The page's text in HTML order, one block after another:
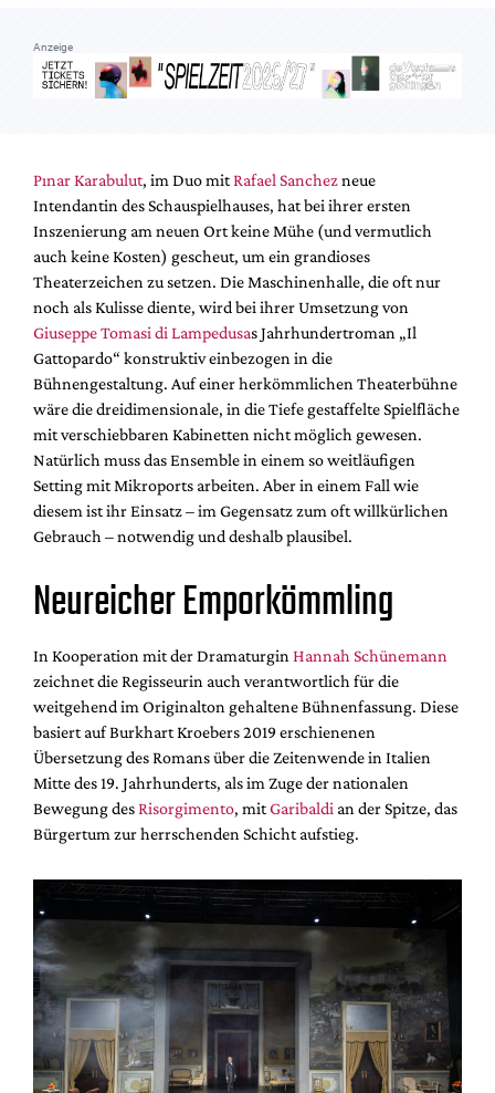
Anzeige
Pınar Karabulut, im Duo mitRafael Sanchezneue
Intendantin des Schauspielhauses, hat bei ihrer ersten
Inszenierung am neuen Ort keine Mühe (und vermutlich
auch keine Kosten) gescheut, um ein grandioses
Theaterzeichen zu setzen. Die Maschinenhalle, die oft nur
noch als Kulisse diente, wird bei ihrer Umsetzung von
Giuseppe Tomasi di Lampedusas Jahrhundertroman „Il
Gattopardo“ konstruktiv einbezogen in die
Bühnengestaltung. Auf einer herkömmlichen Theaterbühne
wäre die dreidimensionale, in die Tiefe gestaffelte Spielfläche
mit verschiebbaren Kabinetten nicht möglich gewesen.
Natürlich muss das Ensemble in einem so weitläufigen
Setting mit Mikroports arbeiten. Aber in einem Fall wie
diesem ist ihr Einsatz – im Gegensatz zum oft willkürlichen
Gebrauch – notwendig und deshalb plausibel.
Neureicher Emporkömmling
In Kooperation mit der Dramaturgin Hannah Schünemann
zeichnet die Regisseurin auch verantwortlich für die
weitgehend im Originalton gehaltene Bühnenfassung. Diese
basiert auf Burkhart Kroebers 2019 erschienenen
Übersetzung des Romans über die Zeitenwende in Italien
Mitte des 19. Jahrhunderts, als im Zuge der nationalen
Bewegung desRisorgimento, mitGaribaldi an der Spitze, das
Bürgertum zur herrschenden Schicht aufstieg.